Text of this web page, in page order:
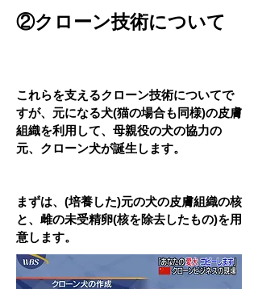
②クローン技術について
これらを支えるクローン技術についてで
すが、元になる犬(猫の場合も同様)の皮膚
組織を利用して、母親役の犬の協力の
元、クローン犬が誕生します。
まずは、(培養した)元の犬の皮膚組織の核
と、雌の未受精卵(核を除去したもの)を用
意します。